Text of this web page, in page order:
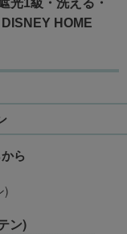
HOME
ら
)
ン)